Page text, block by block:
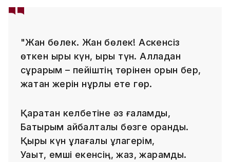
"Жан бөлек. Жан бөлек! Аскенсіз
өткен қырық күн, қырық түн. Алладан
сұрарым – пейіштің төрінен орын бер,
жатқан жерін нұрлы ете гөр.
Қаратқан келбетіне әз ғаламды,
Батырым айбалталы бөзге оранды.
Қырық күн құлағалы құлагерім,
Уақыт, емші екенсің, жаз, жарамды.